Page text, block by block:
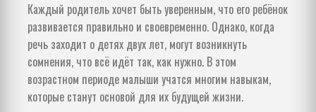
Каждый родитель хочет быть уверенным, что его ребёнок
развивается правильно и своевременно. Однако, когда
речь заходит о детях двух лет, могут возникнуть
сомнения, что всё идёт так, как нужно. В этом
возрастном периоде малыши учатся многим навыкам,
которые станут основой для их будущей жизни.